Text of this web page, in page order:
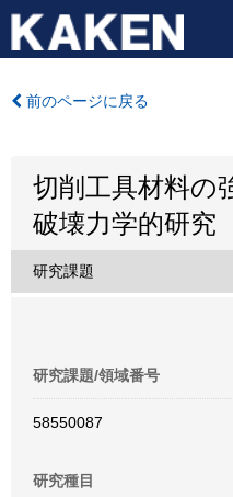
前のページに戻る
切削工具材料の
破壊力学的研究
研究課題
研究課題/領域番号
58550087
研究種目